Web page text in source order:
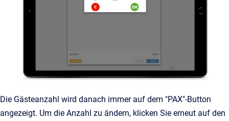
Die Gästeanzahl wird danach immer auf dem "PAX"-Button
angezeigt. Um die Anzahl zu ändern, klicken Sie erneut auf den